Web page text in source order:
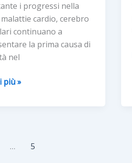
i progressi nella
cardio, cerebro
continuano a
la prima causa di
nel
più »
… 5